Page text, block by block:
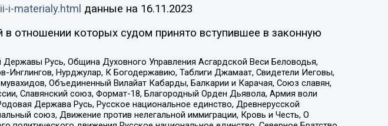
i-materialy.html данные на 16.11.2023
отношении которых судом принято вступившее в законную
Русь, Община Духовного Управления Асгардской Веси Беловодья,
Нурджулар, К Богодержавию, Таблиги Джамаат, Свидетели Иеговы,
Объединенный Вилайат Кабарды, Балкарии и Карачая, Союз славян,
Славянский союз, Формат-18, Благородный Орден Дьявола, Армия воли
Держава Русь, Русское национальное единство, Древнерусской
союз, Движение против нелегальной иммиграции, Кровь и Честь, О